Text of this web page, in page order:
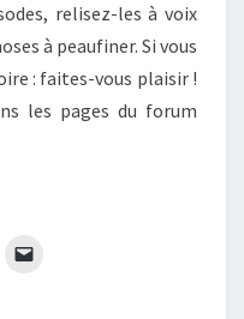
relisez-les à voix
à peaufiner. Si vous
: faites-vous plaisir !
les pages du forum